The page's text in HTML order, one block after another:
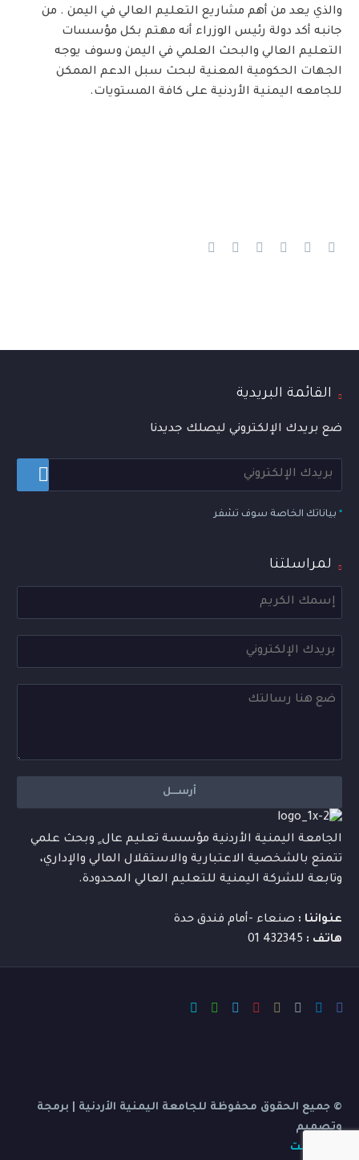
والذي يعد من أهم مشاريع التعليم العالي في اليمن . من
جانبه أكد دولة رئيس الوزراء أنه مهتم بكل مؤسسات
التعليم العالي والبحث العلمي في اليمن وسوف يوجه
الجهات الحكومية المعنية لبحث سبل الدعم الممكن
للجامعه اليمنية الأردنية على كافة المستويات.
القائمة البريدية
ضع بريدك الإلكتروني ليصلك جديدنا
* بياناتك الخاصة سوف تشفر
لمراسلتنا
الجامعة اليمنية الأردنية مؤسسة تعليم عال ٍ وبحث علمي
تتمتع بالشخصية الاعتبارية والاستقلال المالي والإداري،
وتابعة للشركة اليمنية للتعليم العالي المحدودة.
عنواننا : صنعاء -أمام فندق حدة
هاتف :
© جميع الحقوق محفوظة للجامعة اليمنية الأردنية | برمجة
وتصميم
بي ديفرنت